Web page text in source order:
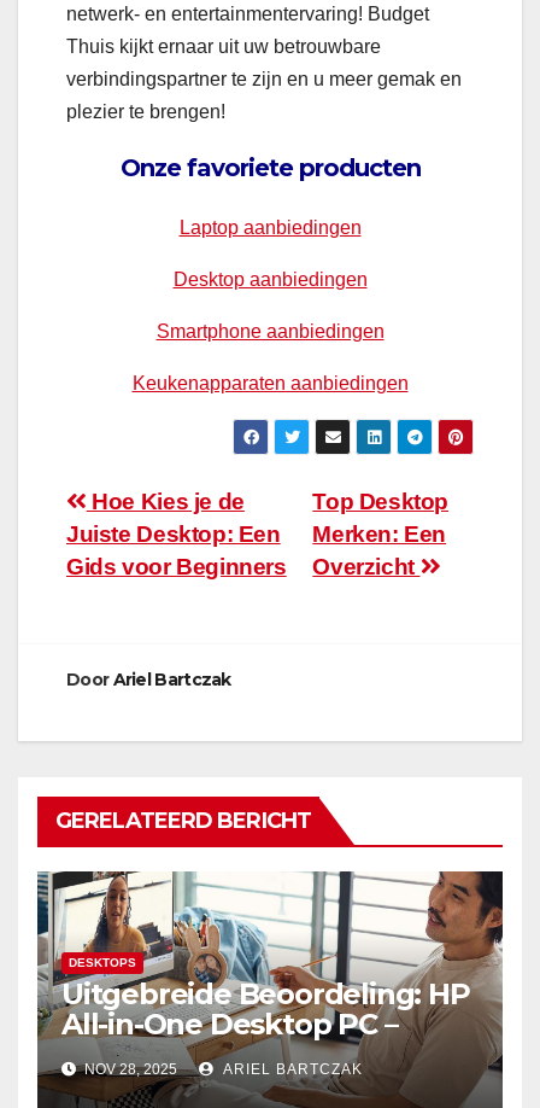
netwerk- en entertainmentervaring! Budget
Thuis kijkt ernaar uit uw betrouwbare
verbindingspartner te zijn en u meer gemak en
plezier te brengen!
Onze favoriete producten
Laptop aanbiedingen
Desktop aanbiedingen
Smartphone aanbiedingen
Keukenapparaten aanbiedingen
Bericht
navigatie
Top Desktop
Merken: Een
Overzicht
Hoe Kies je de
Juiste Desktop: Een
Gids voor Beginners
DoorAriel Bartczak
GERELATEERD BERICHT
DESKTOPS
Uitgebreide Beoordeling: HP
All-in-One Desktop PC –
Krachtige Prestaties en
Minimalistisch Design in
NOV 28, 2025 ARIEL BARTCZAK